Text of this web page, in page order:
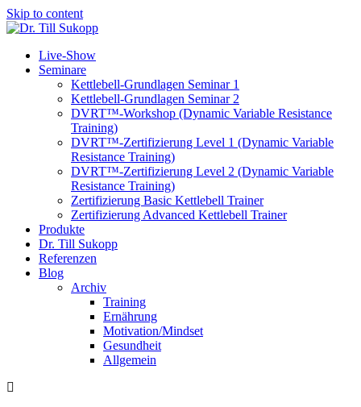
Skip to content
Live-Show
Seminare
Kettlebell-Grundlagen Seminar 1
Kettlebell-Grundlagen Seminar 2
DVRT™-Workshop (Dynamic Variable Resistance
Training)
DVRT™-Zertifizierung Level 1 (Dynamic Variable
Resistance Training)
DVRT™-Zertifizierung Level 2 (Dynamic Variable
Resistance Training)
Zertifizierung Basic Kettlebell Trainer
Zertifizierung Advanced Kettlebell Trainer
Produkte
Dr. Till Sukopp
Referenzen
Blog
Archiv
Training
Ernährung
Motivation/Mindset
Gesundheit
Allgemein